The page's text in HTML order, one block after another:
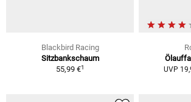
Blackbird Racing
Sitzbankschaum
55,99 €1 UVP